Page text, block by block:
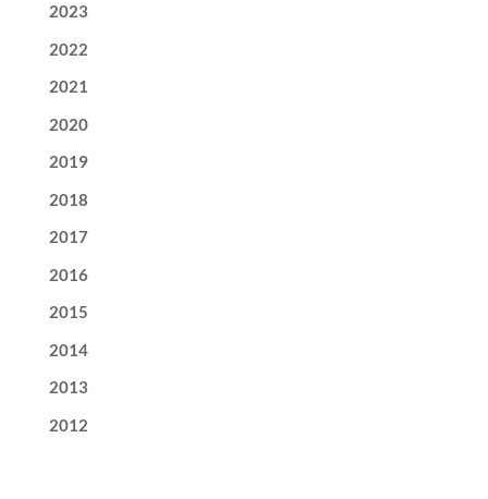
2023
2022
2021
2020
2019
2018
2017
2016
2015
2014
2013
2012